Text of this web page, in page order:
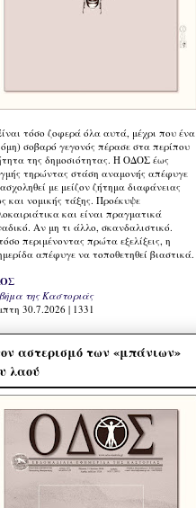
τόσο ζοφερά όλα αυτά, μέχρι που ένα
σοβαρό γεγονός πέρασε στα περίπου
της δημοσιότητας. Η ΟΔΟΣ έως
τηρώντας στάση αναμονής απέφυγε
με μείζον ζήτημα διαφάνειας
και νομικής τάξης. Προέκυψε
και είναι πραγματικά
Αν μη τι άλλο, σκανδαλιστικό.
περιμένοντας πρώτα εξελίξεις, η
απέφυγε να τοποθετηθεί βιαστικά.
της Καστοριάς
30.7.2026 | 1331
αστερισμό των «μπάνιων»
λαού